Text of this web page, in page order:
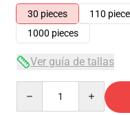
30 pieces
110
1000 pieces
Ver guía de tallas